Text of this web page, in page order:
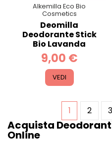
Alkemilla Eco Bio
Cosmetics
Deomilla
Deodorante Stick
Bio Lavanda
9,00 €
VEDI
1 2 3
Acquista
Online